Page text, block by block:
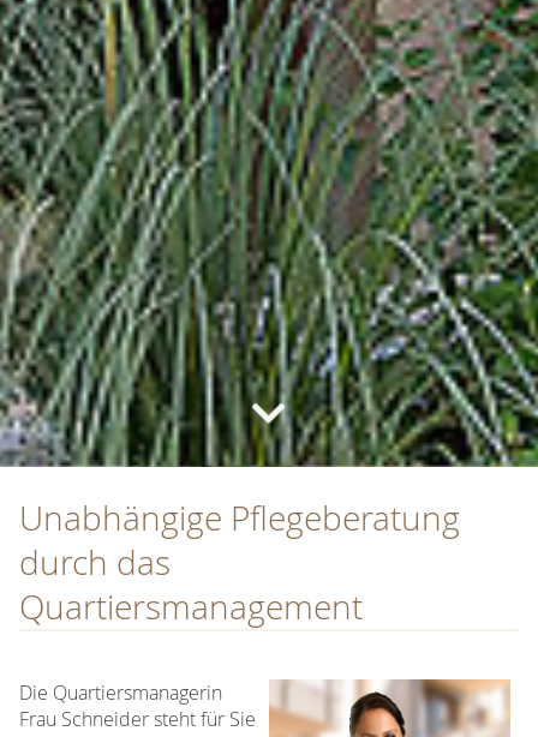
Unabhängige Pflegeberatung
durch das
Quartiersmanagement
Die Quartiersmanagerin
Frau Schneider steht für Sie